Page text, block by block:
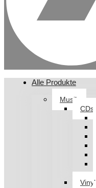
Alle Produkte
Musik
CDs
Vinyl